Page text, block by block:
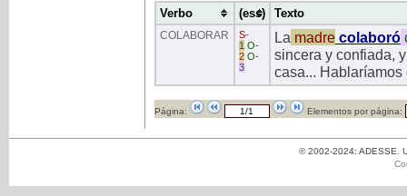
Verbo (ess) Texto
COLABORAR S-
1 O-
2 O-
3
La madrecolaboró
sincera y confiada,
casa...
Página: Elementos por página:
© 2002-2024: ADESSE.